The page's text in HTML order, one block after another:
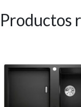
Productos